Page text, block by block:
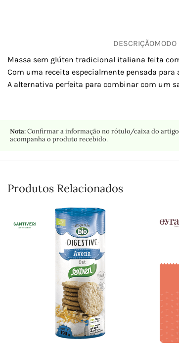
DESCRIÇÃOMODO
Massa sem glúten tradicional italiana feita
Com uma receita especialmente pensada
A alternativa perfeita para combinar com um
Nota:Confirmar a informação no rótulo/caixa do
acompanha o produto recebido.
Produtos Relacionados